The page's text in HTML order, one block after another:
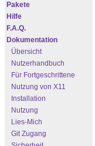
Pakete
Hilfe
F.A.Q.
Dokumentation
Übersicht
Nutzerhandbuch
Für Fortgeschrittene
Nutzung von X11
Installation
Nutzung
Lies-Mich
Git Zugang